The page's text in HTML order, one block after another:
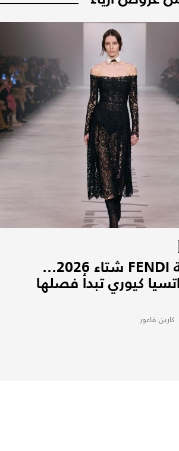
مجموعة FENDI شتاء 2026...
كيوري تبدأ فصلها
كارين فاعور